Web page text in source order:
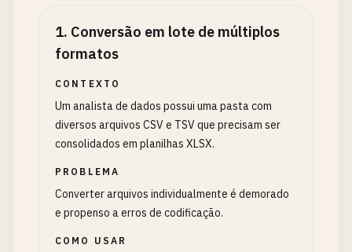
1. Conversão em lote de múltiplos
formatos
CONTEXTO
Um analista de dados possui uma pasta com
diversos arquivos CSV e TSV que precisam ser
consolidados em planilhas XLSX.
PROBLEMA
Converter arquivos individualmente é demorado
e propenso a erros de codificação.
COMO USAR